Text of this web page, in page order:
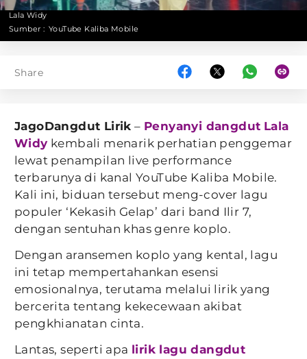
Lala Widy
Sumber : YouTube Kaliba Mobile
Share
JagoDangdut Lirik – Penyanyi dangdut Lala
Widy kembali menarik perhatian penggemar
lewat penampilan live performance
terbarunya di kanal YouTube Kaliba Mobile.
Kali ini, biduan tersebut meng-cover lagu
populer ‘Kekasih Gelap’ dari band Ilir 7,
dengan sentuhan khas genre koplo.
Dengan aransemen koplo yang kental, lagu
ini tetap mempertahankan esensi
emosionalnya, terutama melalui lirik yang
bercerita tentang kekecewaan akibat
pengkhianatan cinta.
Lantas, seperti apa lirik lagu dangdut